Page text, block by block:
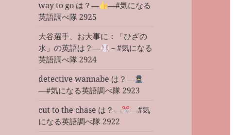
way to go は？―
―#気になる
英語調べ隊 2925
大谷選手、お大事に：「ひざの
水」の英語は？―
－#気になる
英語調べ隊 2924
detective wannabe は？―
―#気になる英語調べ隊 2923
cut to the chase は？―
―#気
になる英語調べ隊 2922